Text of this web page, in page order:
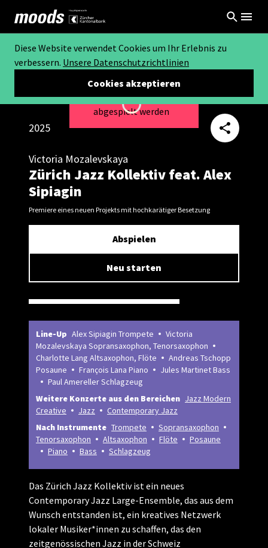
Diese Website verwendet Cookies um Ihr Erlebnis zu
verbessern. Unsere Datenschutzrichtlinien
Cookies akzeptieren
Dieses Video kann nicht
abgespielt werden
Loading...
2025
Zürich Jazz Kollektiv feat. Alex
Sipiagin
Victoria Mozalevskaya
Premiere eines neuen Projekts mit hochkarätiger Besetzung
Abspielen
Neu starten
Line-Up Alex Sipiagin Trompete
Victoria
Mozalevskaya Sopransaxophon, Tenorsaxophon
Charlotte Lang Altsaxophon, Flöte
Andreas Tschopp
Posaune
François Lana Piano
Jules Martinet Bass
Paul Amereller Schlagzeug
Weitere Konzerte aus den Bereichen Jazz Modern
Creative
Jazz
Contemporary Jazz
Nach Instrumente Trompete
Sopransaxophon
Tenorsaxophon
Altsaxophon Flöte
Posaune
Piano
Bass Schlagzeug
Das Zürich Jazz Kollektiv ist ein neues
Contemporary Jazz Large-Ensemble, das aus dem
Wunsch entstanden ist, ein kreatives Netzwerk
lokaler Musiker*innen zu schaffen, das den
zeitgenössischen Jazz in der Schweiz